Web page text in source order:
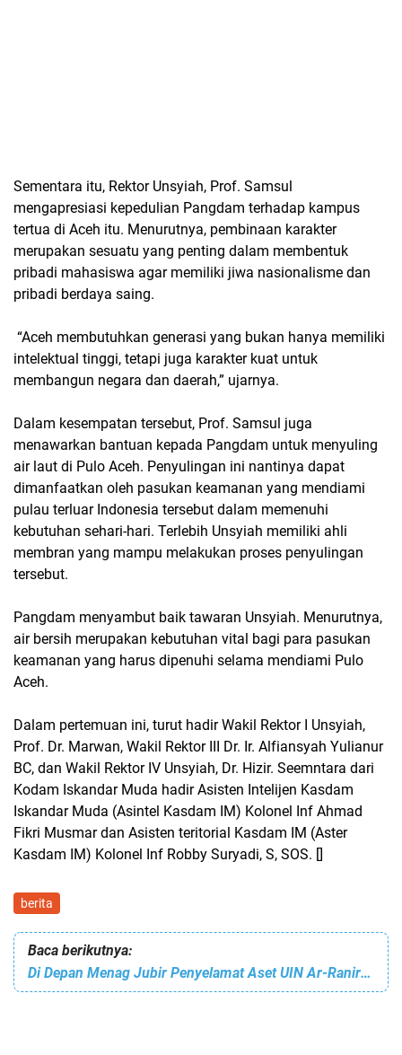
Sementara itu, Rektor Unsyiah, Prof. Samsul
mengapresiasi kepedulian Pangdam terhadap kampus
tertua di Aceh itu. Menurutnya, pembinaan karakter
merupakan sesuatu yang penting dalam membentuk
pribadi mahasiswa agar memiliki jiwa nasionalisme dan
pribadi berdaya saing.
“Aceh membutuhkan generasi yang bukan hanya memiliki
intelektual tinggi, tetapi juga karakter kuat untuk
membangun negara dan daerah,” ujarnya.
Dalam kesempatan tersebut, Prof. Samsul juga
menawarkan bantuan kepada Pangdam untuk menyuling
air laut di Pulo Aceh. Penyulingan ini nantinya dapat
dimanfaatkan oleh pasukan keamanan yang mendiami
pulau terluar Indonesia tersebut dalam memenuhi
kebutuhan sehari-hari. Terlebih Unsyiah memiliki ahli
membran yang mampu melakukan proses penyulingan
tersebut.
Pangdam menyambut baik tawaran Unsyiah. Menurutnya,
air bersih merupakan kebutuhan vital bagi para pasukan
keamanan yang harus dipenuhi selama mendiami Pulo
Aceh.
Dalam pertemuan ini, turut hadir Wakil Rektor I Unsyiah,
Prof. Dr. Marwan, Wakil Rektor III Dr. Ir. Alfiansyah Yulianur
BC, dan Wakil Rektor IV Unsyiah, Dr. Hizir. Seemntara dari
Kodam Iskandar Muda hadir Asisten Intelijen Kasdam
Iskandar Muda (Asintel Kasdam IM) Kolonel Inf Ahmad
Fikri Musmar dan Asisten teritorial Kasdam IM (Aster
Kasdam IM) Kolonel Inf Robby Suryadi, S, SOS. []
berita
Baca berikutnya:
Di Depan Menag Jubir Penyelamat Aset UIN Ar-Raniry Mendebat Rektor Unsyiah